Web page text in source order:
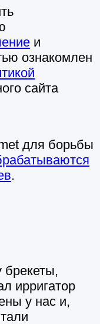
и
ознакомлен
сайта
для борьбы
.
брекеты,
ирригатор
у нас и,